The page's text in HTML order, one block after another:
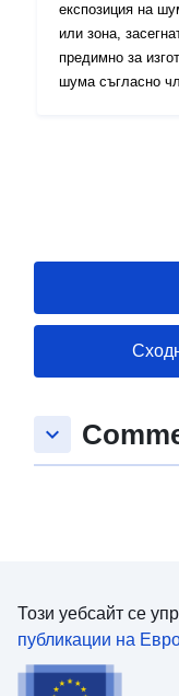
експозиция на
или зона,
предимно за
шума съгласно
keyboard_arrow_down
Този уебсайт се
публикации на